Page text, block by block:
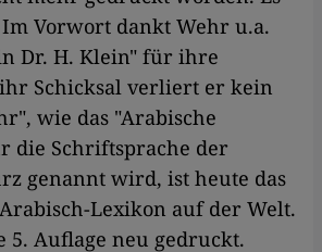
Vorwort dankt Wehr u.a.
Dr. H. Klein" für ihre
Schicksal verliert er kein
wie das "Arabische
die Schriftsprache der
genannt wird, ist heute das
Lexikon auf der Welt.
5. Auflage neu gedruckt.